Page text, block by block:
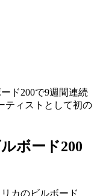
ド200で9週間連続
ティストとして初の
ボード200
カのビルボード